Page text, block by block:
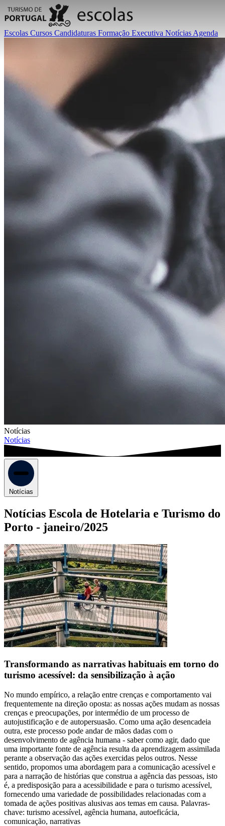
Escolas Cursos Candidaturas Formação Executiva Notícias Agenda
Notícias
Notícias
Notícias
Notícias Escola de Hotelaria e Turismo do
Porto - janeiro/2025
Transformando as narrativas habituais em torno do
turismo acessível: da sensibilização à ação
No mundo empírico, a relação entre crenças e comportamento vai
frequentemente na direção oposta: as nossas ações mudam as nossas
crenças e preocupações, por intermédio de um processo de
autojustificação e de autopersuasão. Como uma ação desencadeia
outra, este processo pode andar de mãos dadas com o
desenvolvimento de agência humana - saber como agir, dado que
uma importante fonte de agência resulta da aprendizagem assimilada
perante a observação das ações exercidas pelos outros. Nesse
sentido, propomos uma abordagem para a comunicação acessível e
para a narração de histórias que construa a agência das pessoas, isto
é, a predisposição para a acessibilidade e para o turismo acessível,
fornecendo uma variedade de possibilidades relacionadas com a
tomada de ações positivas alusivas aos temas em causa. Palavras-
chave: turismo acessível, agência humana, autoeficácia,
comunicação, narrativas